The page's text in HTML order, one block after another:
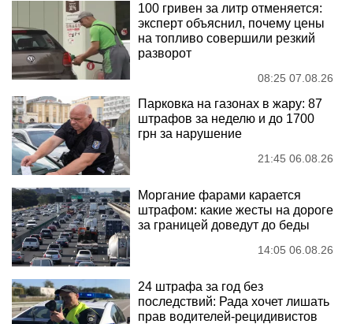
100 гривен за литр отменяется:
эксперт объяснил, почему цены
на топливо совершили резкий
разворот
08:25 07.08.26
Парковка на газонах в жару: 87
штрафов за неделю и до 1700
грн за нарушение
21:45 06.08.26
Моргание фарами карается
штрафом: какие жесты на дороге
за границей доведут до беды
14:05 06.08.26
24 штрафа за год без
последствий: Рада хочет лишать
прав водителей-рецидивистов